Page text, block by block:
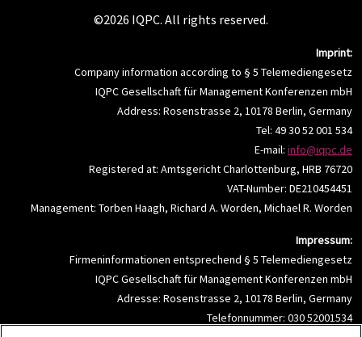
©2026 IQPC. All rights reserved.
Imprint:
Company information according to § 5 Telemediengesetz
IQPC Gesellschaft für Management Konferenzen mbH
Address: Rosenstrasse 2, 10178 Berlin, Germany
Tel: 49 30 52 001 534
E-mail: info@iqpc.de
Registered at: Amtsgericht Charlottenburg, HRB 76720
VAT-Number: DE210454451
Management: Torben Haagh, Richard A. Worden, Michael R. Worden
Impressum:
Firmeninformationen entsprechend § 5 Telemediengesetz
IQPC Gesellschaft für Management Konferenzen mbH
Adresse: Rosenstrasse 2, 10178 Berlin, Germany
Telefonnummer: 030 52001534